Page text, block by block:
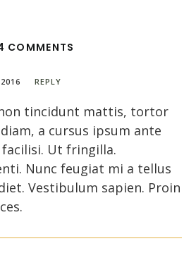
COMMENTS
REPLY
tincidunt mattis, tortor
a cursus ipsum ante
Ut fringilla.
Nunc feugiat mi a tellus
Vestibulum sapien. Proin